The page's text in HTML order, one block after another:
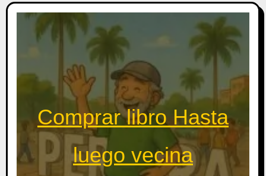
Comprar libro Hasta
luego vecina